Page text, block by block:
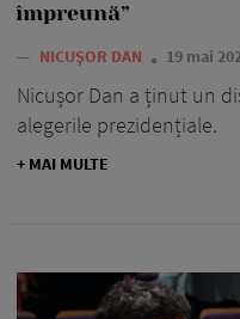
împreună”
— NICUȘOR DAN 19 mai
Nicușor Dan a ținut un
alegerile prezidențiale.
+ MAI MULTE